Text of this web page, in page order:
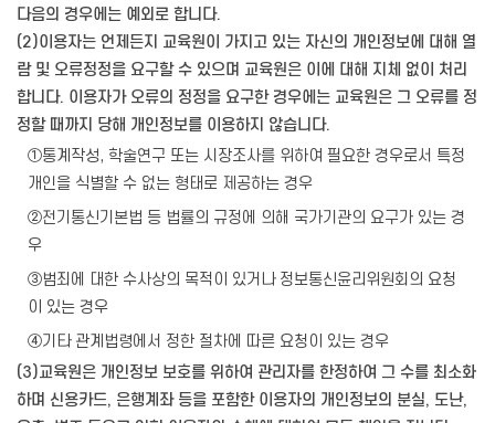
다음의 경우에는 예외로 합니다.
(2)이용자는 언제든지 교육원이 가지고 있는 자신의 개인정보에 대해 열
람 및 오류정정을 요구할 수 있으며 교육원은 이에 대해 지체 없이 처리
합니다. 이용자가 오류의 정정을 요구한 경우에는 교육원은 그 오류를 정
정할 때까지 당해 개인정보를 이용하지 않습니다.
①통계작성, 학술연구 또는 시장조사를 위하여 필요한 경우로서 특정
개인을 식별할 수 없는 형태로 제공하는 경우
②전기통신기본법 등 법률의 규정에 의해 국가기관의 요구가 있는 경
우
③범죄에 대한 수사상의 목적이 있거나 정보통신윤리위원회의 요청
이 있는 경우
④기타 관계법령에서 정한 절차에 따른 요청이 있는 경우
(3)교육원은 개인정보 보호를 위하여 관리자를 한정하여 그 수를 최소화
하며 신용카드, 은행계좌 등을 포함한 이용자의 개인정보의 분실, 도난,